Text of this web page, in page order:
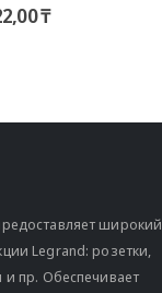
₸
широкий
Legrand: розетки,
пр. Обеспечивает